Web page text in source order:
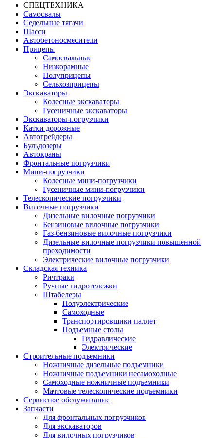
СПЕЦТЕХНИКА
Самосвалы
Седельные тягачи
Шасси
Автобетоно­смесители
Прицепы
Самосвальные
Низкорамные
Полуприцепы
Сельхозприцепы
Экскаваторы
Колесные экскаваторы
Гусеничные экскаваторы
Экскаваторы-погрузчики
Катки дорожные
Автогрейдеры
Бульдозеры
Автокраны
Фронтальные погрузчики
Мини-погрузчики
Колесные мини-погрузчики
Гусеничные мини-погрузчики
Телескопические погрузчики
Вилочные погрузчики
Дизельные вилочные погрузчики
Бензиновые вилочные погрузчики
Газ-бензиновые вилочные погрузчики
Дизельные вилочные погрузчики повышенной
проходимости
Электрические вилочные погрузчики
Складская техника
Ричтраки
Ручные гидротележки
Штабелеры
Полуэлектрические
Самоходные
Транспортировщики паллет
Подъемные столы
Гидравлические
Электрические
Строительные подъемники
Ножничные дизельные подъемники
Ножничные подъемники несамоходные
Самоходные ножничные подъемники
Мачтовые телескопические подъемники
Сервисное обслуживание
Запчасти
Для фронтальных погрузчиков
Для экскаваторов
Для вилочных погрузчиков